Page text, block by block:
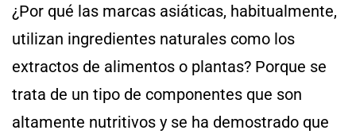
¿Por qué las marcas asiáticas, habitualmente,
utilizan ingredientes naturales como los
extractos de alimentos o plantas? Porque se
trata de un tipo de componentes que son
altamente nutritivos y se ha demostrado que